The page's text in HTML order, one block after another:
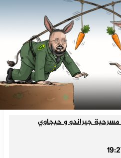
جيراندو و حيجاوي